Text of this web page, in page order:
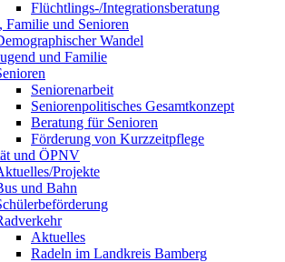
Flüchtlings-/Integrationsberatung
Familie und Senioren
Wandel
und Familie
Seniorenarbeit
Seniorenpolitisches Gesamtkonzept
Beratung für Senioren
Förderung von Kurzzeitpflege
und ÖPNV
Projekte
und Bahn
Aktuelles
Radeln im Landkreis Bamberg